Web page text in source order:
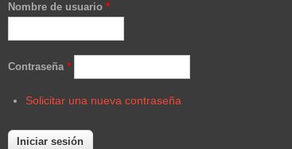
Nombre de usuario *
Contraseña *
Solicitar una nueva contraseña